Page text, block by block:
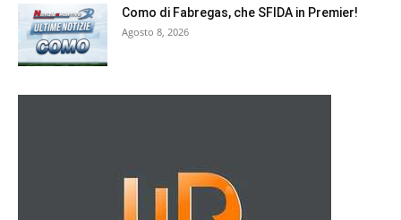
Como di Fabregas, che SFIDA in Premier!
Agosto 8, 2026